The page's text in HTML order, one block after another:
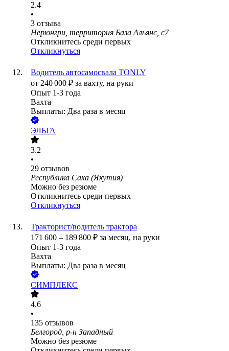
2.4
•
3 отзыва
Нерюнгри, территория База Альянс, с7
Откликнитесь среди первых
Откликнуться
Водитель автосамосвала TONLY
от 240 000 ₽ за вахту, на руки
Опыт 1-3 года
Вахта
Выплаты: Два раза в месяц
ЭЛЬГА
3.2
•
29 отзывов
Республика Саха (Якутия)
Можно без резюме
Откликнитесь среди первых
Откликнуться
Тракторист/водитель трактора
171 600 – 189 800 ₽ за месяц, на руки
Опыт 1-3 года
Вахта
Выплаты: Два раза в месяц
СИМПЛЕКС
4.6
•
135 отзывов
Белгород, р-н Западный
Можно без резюме